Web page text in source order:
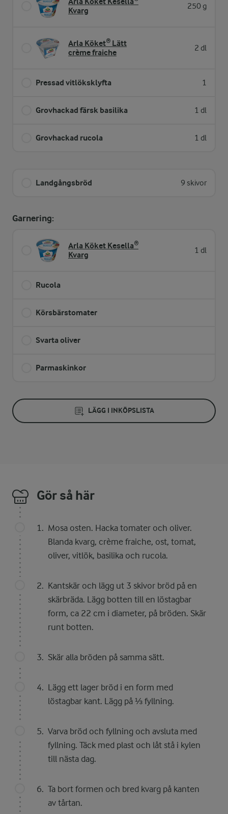
Kvarg
250 g
Arla Köket® Lätt
crème fraiche
2 dl
Pressad vitlöksklyfta 1
Grovhackad färsk basilika 1 dl
Grovhackad rucola 1 dl
Landgångsbröd 9 skivor
Garnering:
Arla Köket Kesella®
Kvarg
1 dl
Rucola
Körsbärstomater
Svarta oliver
Parmaskinkor
LÄGG I INKÖPSLISTA
Gör så här
Mosa osten. Hacka tomater och oliver.
Blanda kvarg, crème fraiche, ost, tomat,
oliver, vitlök, basilika och rucola.
Kantskär och lägg ut 3 skivor bröd på en
skärbräda. Lägg botten till en löstagbar
form, ca 22 cm i diameter, på bröden. Skär
runt botten.
Skär alla bröden på samma sätt.
Lägg ett lager bröd i en form med
löstagbar kant. Lägg på ⅓ fyllning.
Varva bröd och fyllning och avsluta med
fyllning. Täck med plast och låt stå i kylen
till nästa dag.
Ta bort formen och bred kvarg på kanten
av tårtan.